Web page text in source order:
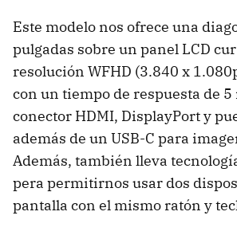
Este modelo nos ofrece una
pulgadas sobre un panel LCD
resolución WFHD (3.840 x
con un tiempo de respuesta de 5
conector HDMI, DisplayPort y
además de un USB-C para
Además, también lleva
pera permitirnos usar dos
pantalla con el mismo ratón y